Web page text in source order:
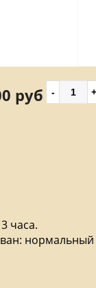
руб
часа.